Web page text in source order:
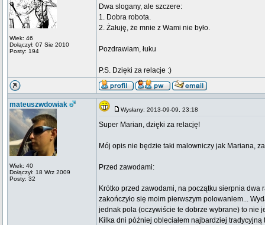
Wiek: 46
Dołączył: 07 Sie 2010
Posty: 194
Dwa slogany, ale szczere:
1. Dobra robota.
2. Żałuję, że mnie z Wami nie było.
Pozdrawiam, łuku
P.S. Dzięki za relacje :)
mateuszwdowiak
Wiek: 40
Dołączył: 18 Wrz 2009
Posty: 32
Wysłany: 2013-09-09, 23:18
Super Marian, dzięki za relację!
Mój opis nie będzie taki malowniczy jak Mariana,
Przed zawodami:
Krótko przed zawodami, na początku sierpnia
zakończyło się moim pierwszym polowaniem...
jednak pola (oczywiście te dobrze wybrane) to nie
Kilka dni później obleciałem najbardziej